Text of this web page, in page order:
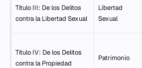
Título III: De los Delitos
contra la Libertad Sexual
Libertad
Sexual
Título IV: De los Delitos
contra la Propiedad
Patrimonio